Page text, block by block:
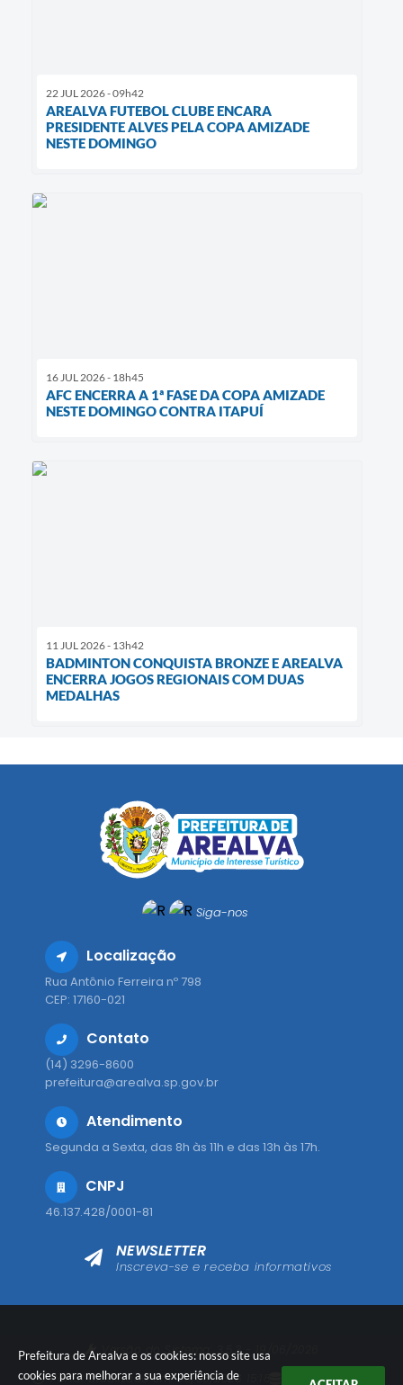
Prefeitura de Arealva e os cookies: nosso site usa
cookies para melhorar a sua experiência de
22 JUL 2026 - 09h42
AREALVA FUTEBOL CLUBE ENCARA
PRESIDENTE ALVES PELA COPA AMIZADE
NESTE DOMINGO
16 JUL 2026 - 18h45
AFC ENCERRA A 1ª FASE DA COPA AMIZADE
NESTE DOMINGO CONTRA ITAPUÍ
11 JUL 2026 - 13h42
BADMINTON CONQUISTA BRONZE E AREALVA
ENCERRA JOGOS REGIONAIS COM DUAS
MEDALHAS
Siga-nos
Localização
Rua Antônio Ferreira nº 798
CEP: 17160-021
Contato
(14) 3296-8600
prefeitura@arealva.sp.gov.br
Atendimento
Segunda a Sexta, das 8h às 11h e das 13h às 17h.
CNPJ
46.137.428/0001-81
NEWSLETTER
Inscreva-se e receba informativos
Versão do Sistema:
3.5.3 - 19/06/2026
Portal atualizado em:08/08/2026 15:18 Dados Abertos